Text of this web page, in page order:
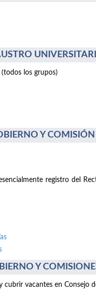
los grupos)
Y
registro del
Y
cubrir vacantes en Consejo